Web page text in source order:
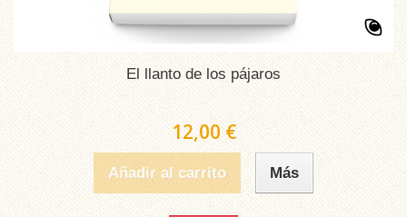
El llanto de los pájaros
12,00 €
Añadir al carrito Más